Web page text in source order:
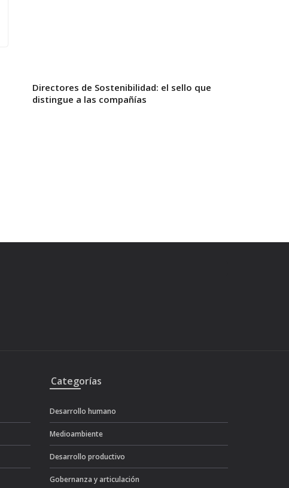
Directores de Sostenibilidad: el sello que
distingue a las compañías
Categorías
Desarrollo humano
Medioambiente
Desarrollo productivo
Gobernanza y articulación